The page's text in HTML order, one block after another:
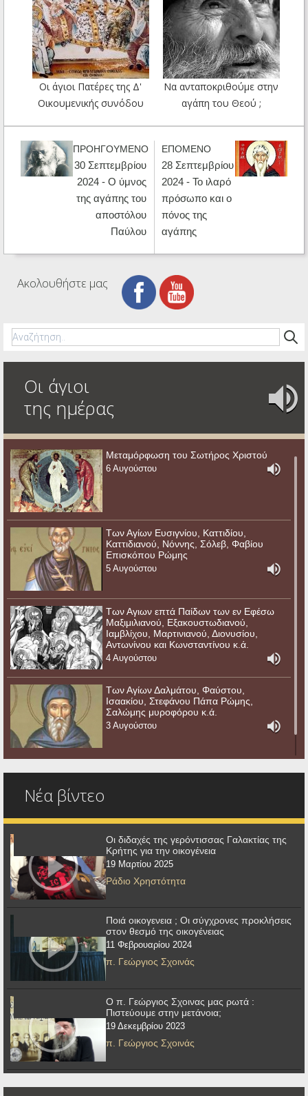
Οι άγιοι Πατέρες της Δ'
Οικουμενικής συνόδου
Να ανταποκριθούμε στην
αγάπη του Θεού ;
ΠΡΟΗΓΟΥΜΕΝΟ
30 Σεπτεμβρίου
2024 - Ο ύμνος
της αγάπης του
αποστόλου
Παύλου
ΕΠΟΜΕΝΟ
28 Σεπτεμβρίου
2024 - Το ιλαρό
πρόσωπο και ο
πόνος της
αγάπης
Ακολουθήστε μας
Οι άγιοι
της ημέρας
Μεταμόρφωση του Σωτήρος Χριστού
6 Αυγούστου
Των Αγίων Ευσιγνίου, Καττιδίου,
Καττιδιανού, Νόννης, Σόλεβ, Φαβίου
Επισκόπου Ρώμης
5 Αυγούστου
Των Αγιων επτά Παίδων των εν Εφέσω
Μαξιμιλιανού, Εξακουστωδιανού,
Ιαμβλίχου, Μαρτινιανού, Διονυσίου,
Αντωνίνου και Κωνσταντίνου κ.ά.
4 Αυγούστου
Των Αγίων Δαλμάτου, Φαύστου,
Ισαακίου, Στεφάνου Πάπα Ρώμης,
Σαλώμης μυροφόρου κ.ά.
3 Αυγούστου
Νέα βίντεο
Οι διδαχές της γερόντισσας Γαλακτίας της
Κρήτης για την οικογένεια
19 Μαρτίου 2025
Ράδιο Χρηστότητα
Ποιά οικογενεια ; Οι σύγχρονες προκλήσεις
στον θεσμό της οικογένειας
11 Φεβρουαρίου 2024
π. Γεώργιος Σχοινάς
Ο π. Γεώργιος Σχοινας μας ρωτά :
Πιστεύουμε στην μετάνοια;
19 Δεκεμβρίου 2023
π. Γεώργιος Σχοινάς